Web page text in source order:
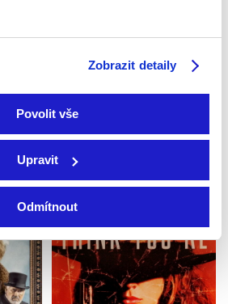
Zobrazit detaily
Povolit vše
Upravit
Odmítnout
Tulák z širých plání
Filmy / Dobrodružné /
Western